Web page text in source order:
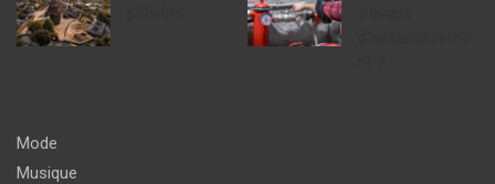
Mode
Musique